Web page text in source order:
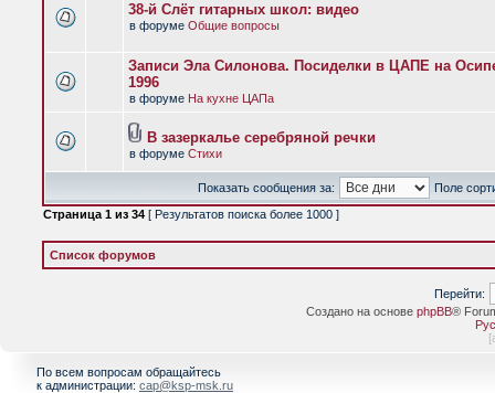
38-й Слёт гитарных школ: видео
в форуме Общие вопросы
Записи Эла Силонова. Посиделки в ЦАПЕ на
1996
в форуме На кухне ЦАПа
В зазеркалье серебряной речки
в форуме Стихи
Показать сообщения за:
Поле
Страница 1 из 34 [ Результатов поиска более 1000 ]
Список форумов
Перейти:
Создано на основе phpBB®
[
По всем вопросам обращайтесь
к администрации: cap@ksp-msk.ru